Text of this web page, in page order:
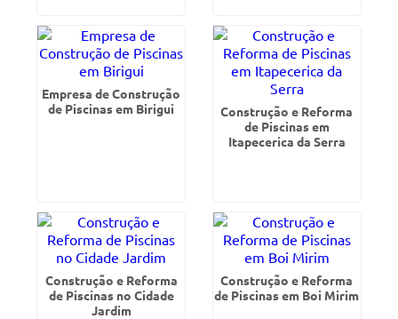
Empresa de Construção
de Piscinas em Birigui
Construção e Reforma
de Piscinas em
Itapecerica da Serra
Construção e Reforma
de Piscinas no Cidade
Jardim
Construção e Reforma
de Piscinas em Boi Mirim